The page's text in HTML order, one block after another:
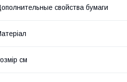
свойства бумаги
см